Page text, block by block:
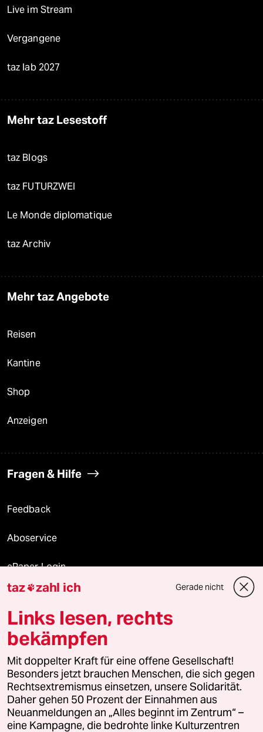
Live im Stream
Vergangene
taz lab 2027
Mehr taz Lesestoff
taz Blogs
taz FUTURZWEI
Le Monde diplomatique
taz Archiv
Mehr taz Angebote
Reisen
Kantine
Shop
Anzeigen
Fragen & Hilfe
Feedback
Aboservice
ePaper Login
Downloads für Abonnierende
© 2026 taz Verlags und Vertriebs GmbH
Alle Rechte vorbehalten. Bei rechtlichen Fragen oder für Genehmigungen
wenden Sie sich bitte an
lizenzen@taz.de
Feedback Redaktionsstatut Kommune-Richtlinien
taz zahl ich Gerade nicht
Links lesen, rechts
bekämpfen
Mit doppelter Kraft für eine offene Gesellschaft!
Besonders jetzt brauchen Menschen, die sich gegen
Rechtsextremismus einsetzen, unsere Solidarität.
Daher gehen 50 Prozent der Einnahmen aus
Neuanmeldungen an „Alles beginnt im Zentrum“ –
eine Kampagne, die bedrohte linke Kulturzentren